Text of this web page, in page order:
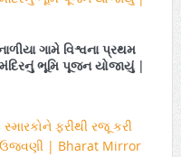
ગામે વિશ્વના પ્રથમ
મંદિરનું ભૂમિ પૂજન યોજાયું |